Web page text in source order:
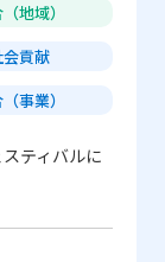
地域）
会貢献
事業）
ティバルに